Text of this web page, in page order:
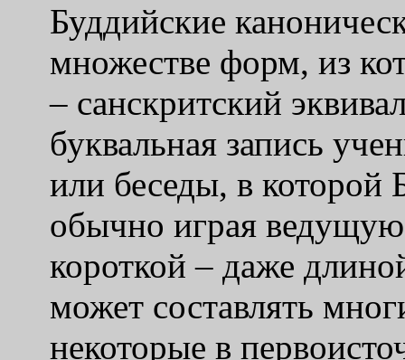
Буддийские
множестве форм, из
– санскритский
буквальная запись
или беседы, в которой
обычно играя
короткой – даже
может составлять
некоторые в